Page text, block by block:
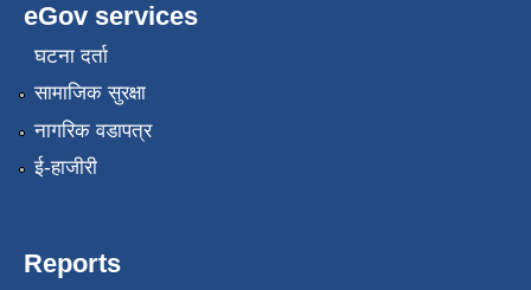
eGov services
घटना दर्ता
सामाजिक सुरक्षा
नागरिक वडापत्र
ई-हाजीरी
Reports